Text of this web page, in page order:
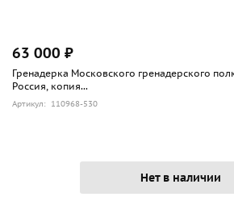
63 000 ₽
Гренадерка Московского гренадерского
Россия, копия...
Артикул: 110968-530
Нет в наличии